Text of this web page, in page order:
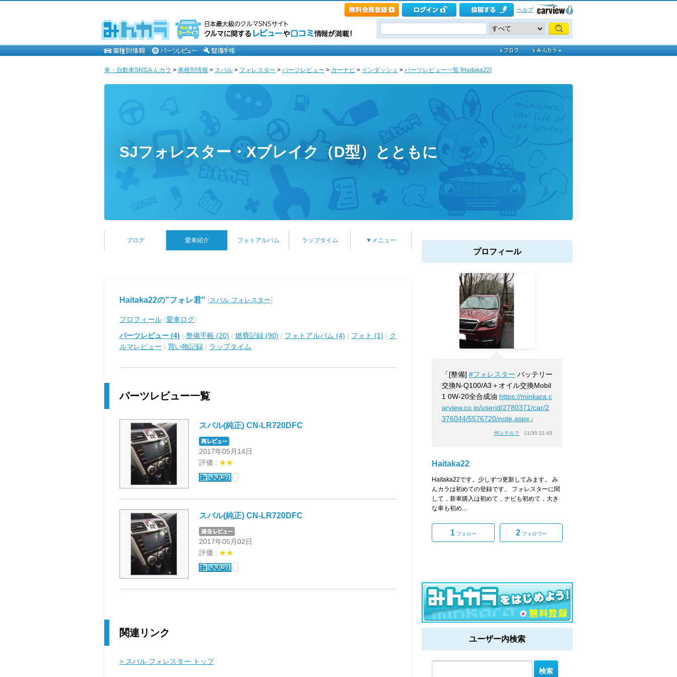
ヘルプ
車・自動車SNSみんカラ > 車種別情報 > スバル > フォレスター > パーツレビュー > カーナビ > インダッシュ > パーツレビュー一覧 [Haitaka22]
SJフォレスター・Xブレイク（D型）とともに
ブログ 愛車紹介 フォトアルバム ラップタイム ▼メニュー
Haitaka22の"フォレ君" [スバル フォレスター]
プロフィール (愛車ログ)
パーツレビュー (4) | 整備手帳 (20) | 燃費記録 (90) | フォトアルバム (4) | フォト (1) | ク
ルマレビュー | 買い物記録 | ラップタイム
パーツレビュー一覧
スバル(純正) CN-LR720DFC
2017年05月14日
評価 : ★★
スバル(純正) CN-LR720DFC
2017年05月02日
評価 : ★★
関連リンク
> スバル フォレスター トップ
プロフィール
「[整備] #フォレスター バッテリー
交換N-Q100/A3＋オイル交換Mobil
1 0W-20全合成油 https://minkara.c
arview.co.jp/userid/2780371/car/2
376044/5576720/note.aspx 」
何シテル？ 11/30 21:43
Haitaka22
Haitaka22です。少しずつ更新してみます。 み
んカラは初めての登録です。 フォレスターに関
して，新車購入は初めて，ナビも初めて，大き
な車も初め...
1フォロー 2フォロワー
ユーザー内検索